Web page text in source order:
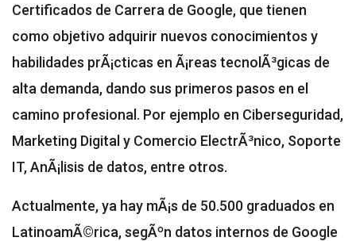
Certificados de Carrera de Google, que tienen
como objetivo adquirir nuevos conocimientos y
habilidades prÃ¡cticas en Ã¡reas tecnolÃ³gicas de
alta demanda, dando sus primeros pasos en el
camino profesional. Por ejemplo en Ciberseguridad,
Marketing Digital y Comercio ElectrÃ³nico, Soporte
IT, AnÃ¡lisis de datos, entre otros.
Actualmente, ya hay mÃ¡s de 50.500 graduados en
LatinoamÃ©rica, segÃºn datos internos de Google